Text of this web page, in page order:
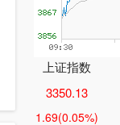
上证指数
3350.13
1.69(0.05%)